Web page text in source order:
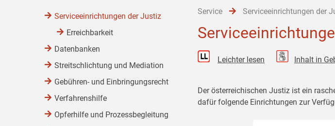
Service Serviceeinrichtungen der
Leichter lesen Inhalt in
Der österreichischen Justiz ist ein
dafür folgende Einrichtungen zur
Serviceeinrichtungen der Justiz
Erreichbarkeit
Datenbanken
Streitschlichtung und Mediation
Gebühren- und Einbringungsrecht
Verfahrenshilfe
Opferhilfe und Prozessbegleitung